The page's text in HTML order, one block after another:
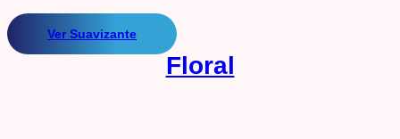
Floral
Ver Suavizante